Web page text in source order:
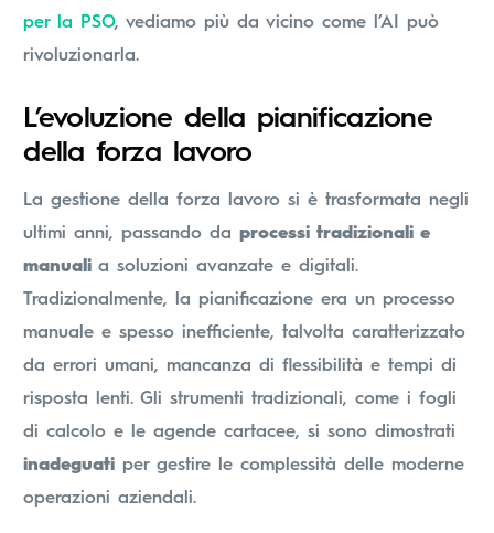
per la PSO, vediamo più da vicino come l’AI può
rivoluzionarla.
L’evoluzione della pianificazione
della forza lavoro
La gestione della forza lavoro si è trasformata negli
ultimi anni, passando daprocessi tradizionali e
manualia soluzioni avanzate e digitali.
Tradizionalmente, la pianificazione era un processo
manuale e spesso inefficiente, talvolta caratterizzato
da errori umani, mancanza di flessibilità e tempi di
risposta lenti. Gli strumenti tradizionali, come i fogli
di calcolo e le agende cartacee, si sono dimostrati
inadeguati per gestire le complessità delle moderne
operazioni aziendali.